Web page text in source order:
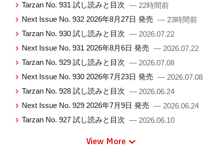
Tarzan No. 931 試し読みと目次 — 22時間前
Next Issue No. 932 2026年8月27日 発売 — 23時間前
Tarzan No. 930 試し読みと目次 — 2026.07.22
Next Issue No. 931 2026年8月6日 発売 — 2026.07.22
Tarzan No. 929 試し読みと目次 — 2026.07.08
Next Issue No. 930 2026年7月23日 発売 — 2026.07.08
Tarzan No. 928 試し読みと目次 — 2026.06.24
Next Issue No. 929 2026年7月9日 発売 — 2026.06.24
Tarzan No. 927 試し読みと目次 — 2026.06.10
View More